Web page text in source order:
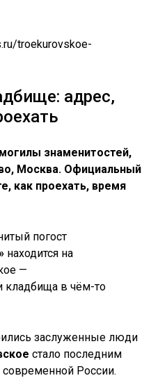
troekurovskoe-
адрес,
знаменитостей,
Москва. Официальный
как проехать, время
погост
находится на
—
кладбища в чём-то
заслуженные люди
стало последним
России.